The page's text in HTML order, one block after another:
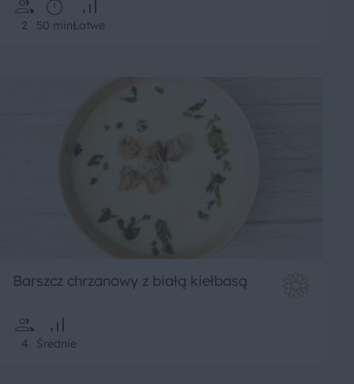
2 50 minŁatwe
Barszcz chrzanowy z białą kiełbasą
4 Średnie